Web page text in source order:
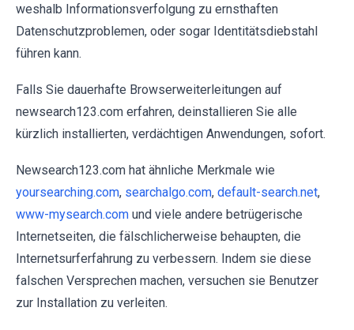
weshalb Informationsverfolgung zu ernsthaften
Datenschutzproblemen, oder sogar Identitätsdiebstahl
führen kann.
Falls Sie dauerhafte Browserweiterleitungen auf
newsearch123.com erfahren, deinstallieren Sie alle
kürzlich installierten, verdächtigen Anwendungen, sofort.
Newsearch123.com hat ähnliche Merkmale wie
yoursearching.com, searchalgo.com, default-search.net,
www-mysearch.com und viele andere betrügerische
Internetseiten, die fälschlicherweise behaupten, die
Internetsurferfahrung zu verbessern. Indem sie diese
falschen Versprechen machen, versuchen sie Benutzer
zur Installation zu verleiten.